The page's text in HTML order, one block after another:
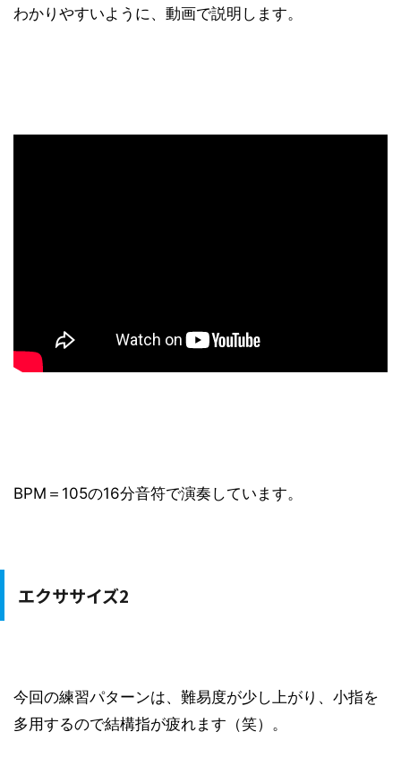
わかりやすいように、動画で説明します。
BPM＝105の16分音符で演奏しています。
エクササイズ2
今回の練習パターンは、難易度が少し上がり、小指を
多用するので結構指が疲れます（笑）。